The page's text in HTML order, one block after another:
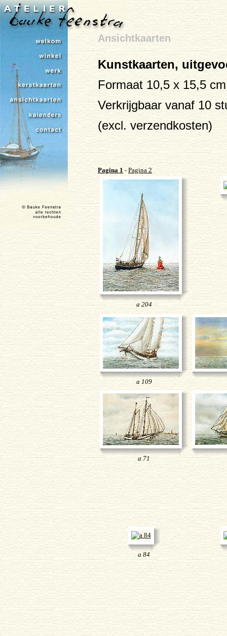
Ansichtkaarten
Kunstkaarten,
Formaat 10,5 x 15,5
Verkrijgbaar vanaf 10
(excl. verzendkosten)
Pagina 1 - Pagina 2
a 204
a 109
a 71
a 84